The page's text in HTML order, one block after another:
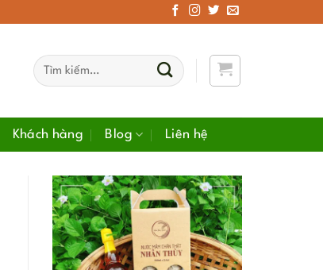
Tìm
kiếm:
Khách hàng Blog Liên hệ